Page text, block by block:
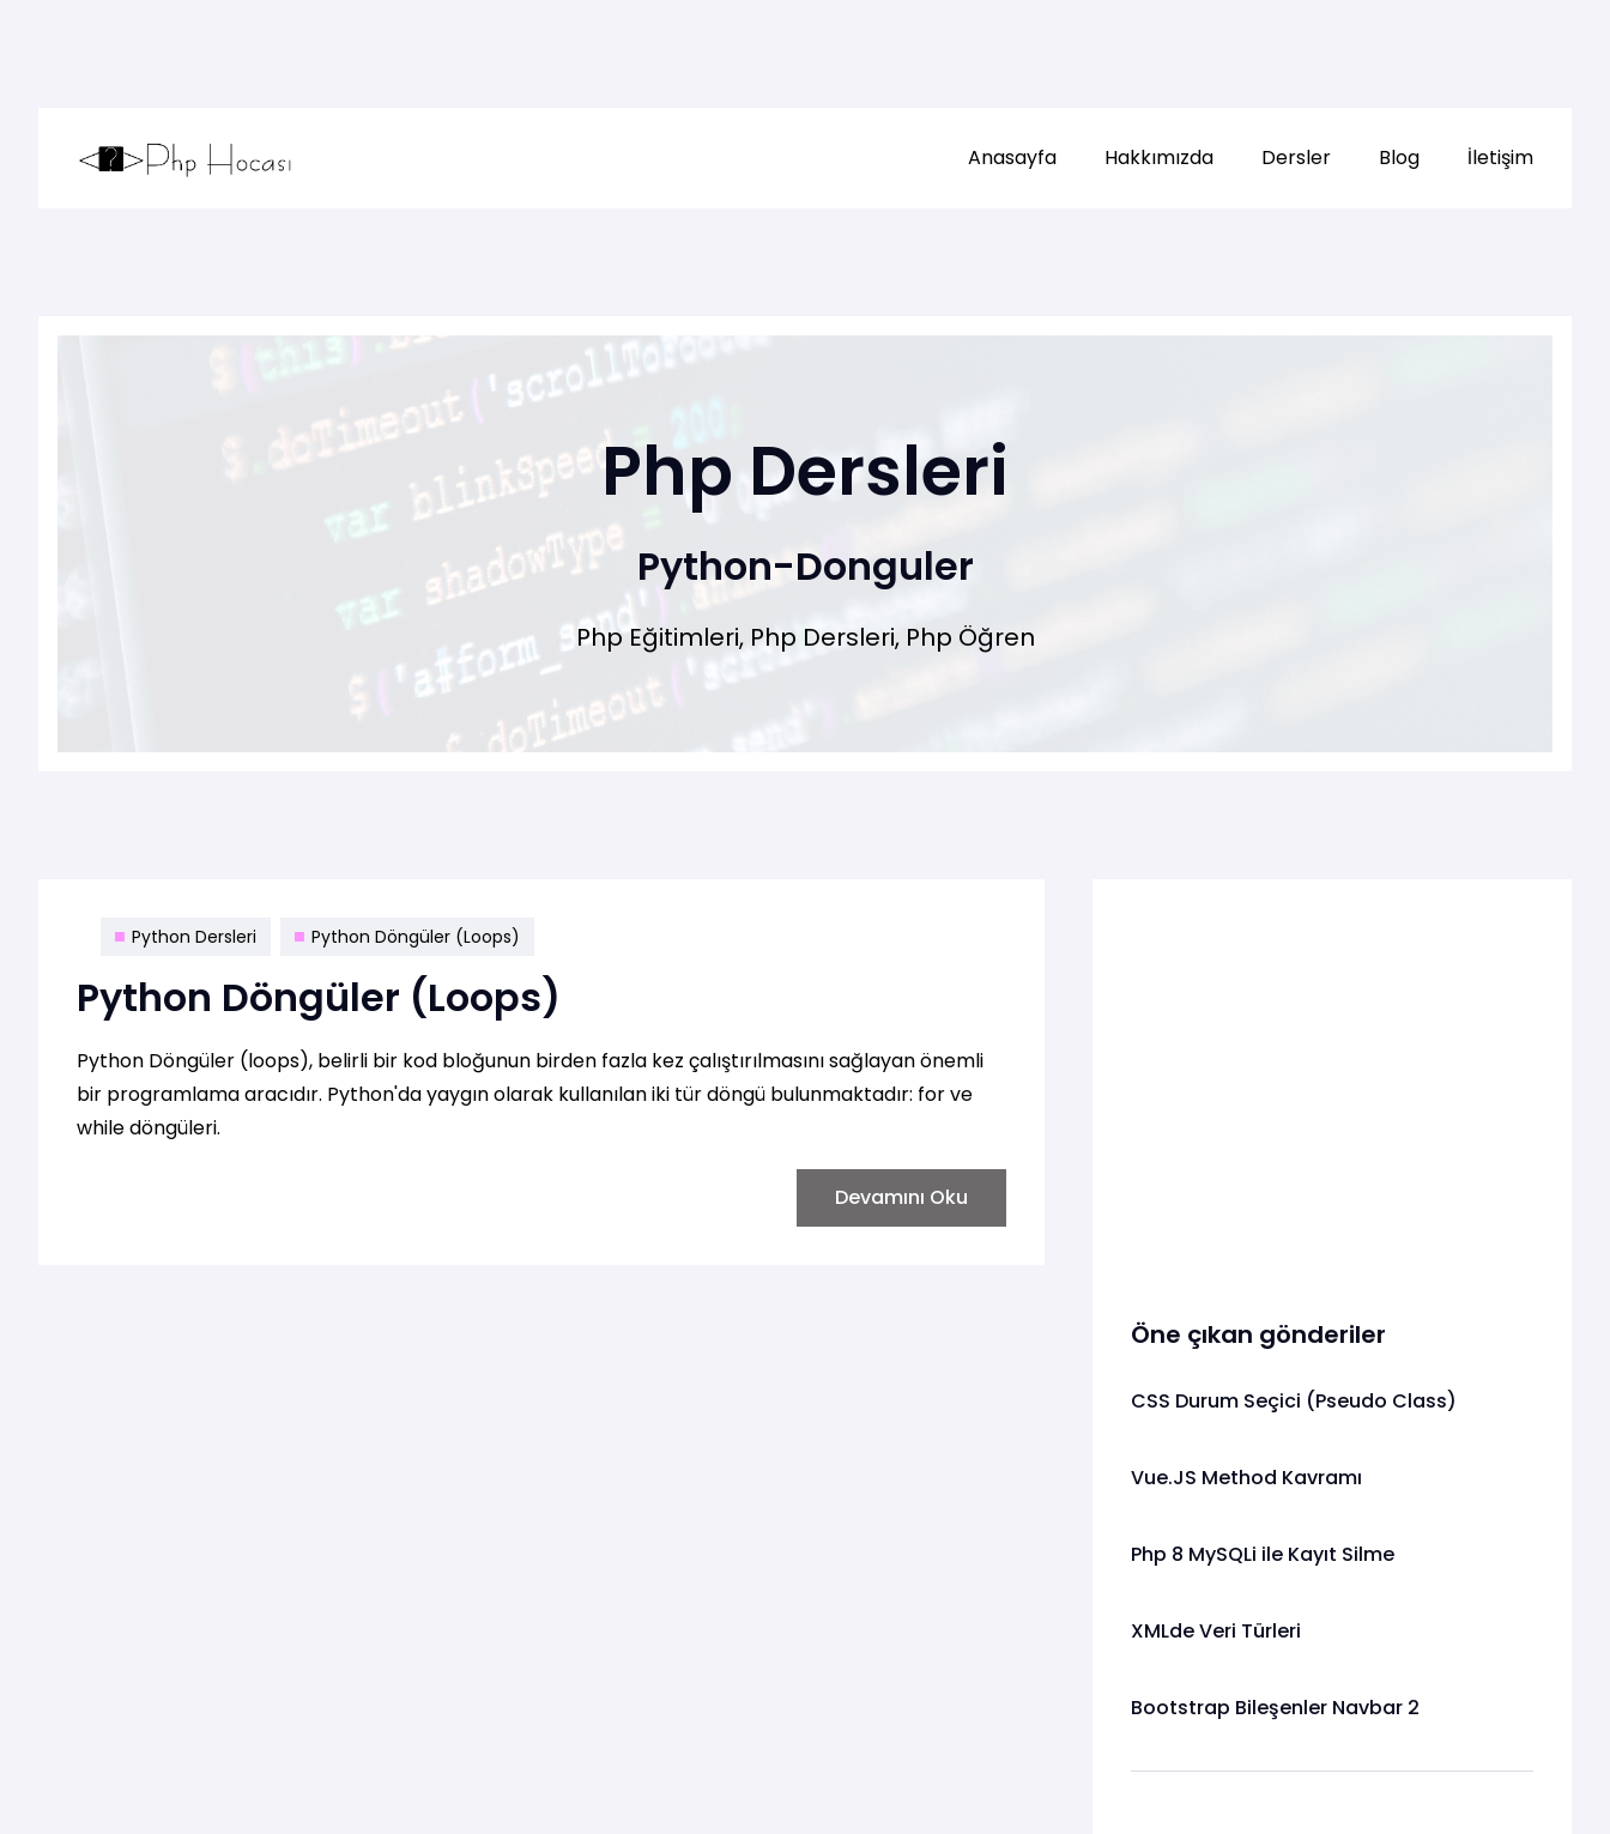
Anasayfa Hakkımızda Dersler Blog İletişim
Php Dersleri
Python-Donguler
Php Eğitimleri, Php Dersleri, Php Öğren
Python Dersleri Python Döngüler (Loops)
Python Döngüler (Loops)
Python Döngüler (loops), belirli bir kod bloğunun birden fazla kez çalıştırılmasını sağlayan önemli
bir programlama aracıdır. Python'da yaygın olarak kullanılan iki tür döngü bulunmaktadır: for ve
while döngüleri.
Devamını Oku
Öne çıkan gönderiler
CSS Durum Seçici (Pseudo Class)
Vue.JS Method Kavramı
Php 8 MySQLi ile Kayıt Silme
XMLde Veri Türleri
Bootstrap Bileşenler Navbar 2